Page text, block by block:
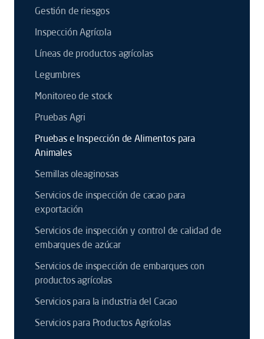
Gestión de riesgos
Inspección Agrícola
Líneas de productos agrícolas
Legumbres
Monitoreo de stock
Pruebas Agri
Pruebas e Inspección de Alimentos para
Animales
Semillas oleaginosas
Servicios de inspección de cacao para
exportación
Servicios de inspección y control de calidad de
embarques de azúcar
Servicios de inspección de embarques con
productos agrícolas
Servicios para la industria del Cacao
Servicios para Productos Agrícolas